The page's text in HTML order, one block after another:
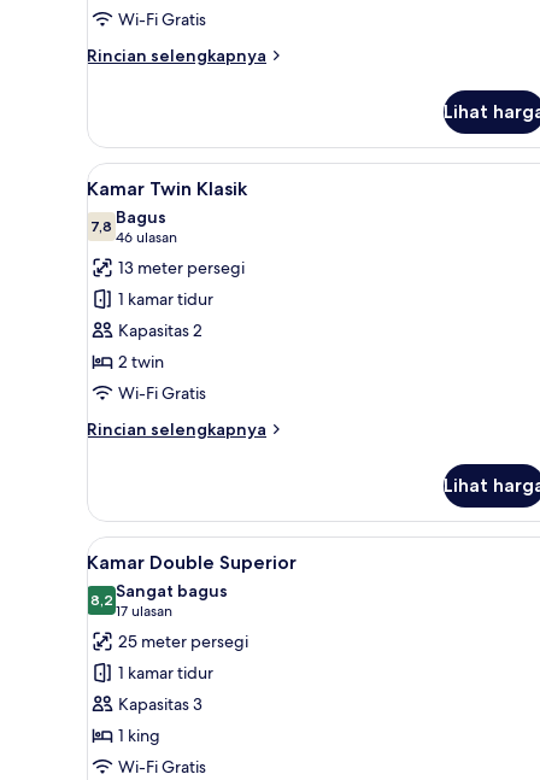
Wi-Fi Gratis
Rincian selengkapnya
Rincian
Kamar
Single
Klasik
Lihat
Lihat
semua
foto
untuk
Kamar
Twin
Klasik
Kamar Twin Klasik | Brankas,
5
Kamar Twin Klasik
7,87,8 dari 10
Bagus
46 ulasan
(46
ulasan)
13 meter persegi
1 kamar tidur
Kapasitas 2
2 twin
Wi-Fi Gratis
Rincian selengkapnya
Rincian
Kamar
Twin
Klasik
Lihat
Lihat
semua
foto
untuk
Kamar
Double
Superior
Brankas, meja kerja, ruang
5
Kamar Double Superior
8,28,2 dari 10
Sangat bagus
17 ulasan
(17
ulasan)
25 meter persegi
1 kamar tidur
Kapasitas 3
1 king
Wi-Fi Gratis